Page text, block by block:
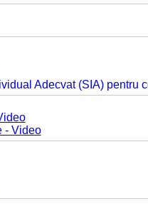
Adecvat (SIA) pentru
- Video